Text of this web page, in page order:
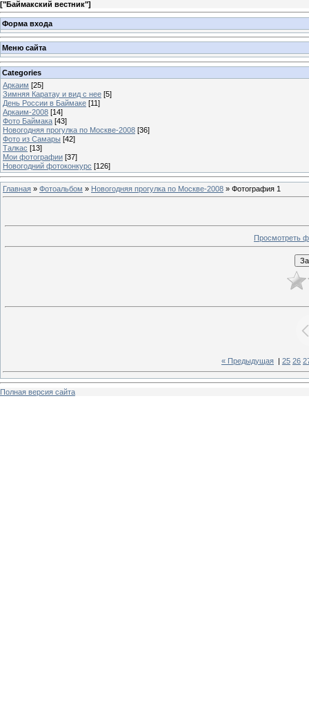
["Баймакский вестник"]
Форма входа
Меню сайта
Categories
Аркаим [25]
Зимняя Каратау и вид с нее [5]
День России в Баймаке [11]
Аркаим-2008 [14]
Фото Баймака [43]
Новогодняя прогулка по Москве-2008 [36]
Фото из Самары [42]
Талкас [13]
Мои фотографии [37]
Новогодний фотоконкурс [126]
Главная » Фотоальбом » Новогодняя прогулка по Москве-2008 » Фотография 1
Просмотреть
« Предыдущая 25 26
Полная версия сайта